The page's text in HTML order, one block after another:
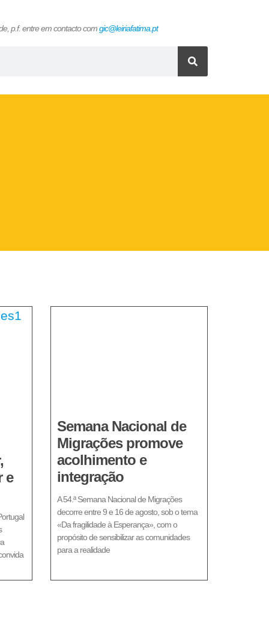
p.f. entre em contacto comgic@leiriafatima.pt
e
Semana Nacional de
Migrações promove
acolhimento e
integração
A 54.ª Semana Nacional de Migrações
decorre entre 9 e 16 de agosto, sob o tema
«Da fragilidade à Esperança», com o
propósito de sensibilizar as comunidades
para a realidade